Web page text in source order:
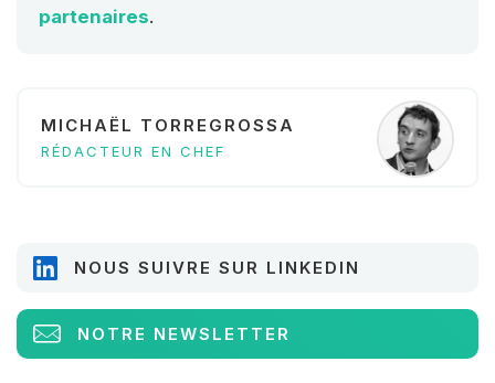
partenaires.
MICHAËL TORREGROSSA
RÉDACTEUR EN CHEF
NOUS SUIVRE SUR LINKEDIN
NOTRE NEWSLETTER